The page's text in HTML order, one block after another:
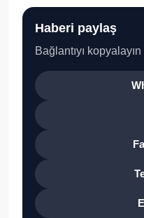
Haberi paylaş
Bağlantıyı